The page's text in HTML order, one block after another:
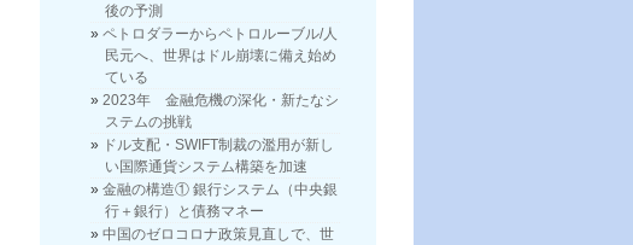
後の予測
ペトロダラーからペトロルーブル/人
民元へ、世界はドル崩壊に備え始め
ている
2023年 金融危機の深化・新たなシ
ステムの挑戦
ドル支配・SWIFT制裁の濫用が新し
い国際通貨システム構築を加速
金融の構造① 銀行システム（中央銀
行＋銀行）と債務マネー
中国のゼロコロナ政策見直しで、世